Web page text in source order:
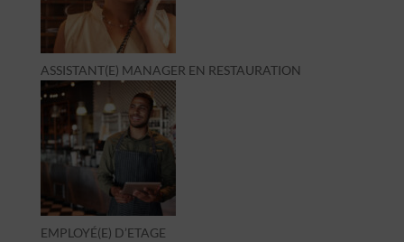
ASSISTANT(E) MANAGER EN RESTAURATION
EMPLOYÉ(E) D’ETAGE